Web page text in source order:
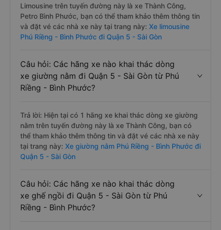
Limousine trên tuyến đường này là xe Thành Công,
Petro Bình Phước, bạn có thể tham khảo thêm thông tin
và đặt vé các nhà xe này tại trang này: Xe limousine
Phú Riềng - Bình Phước đi Quận 5 - Sài Gòn
Câu hỏi: Các hãng xe nào khai thác dòng
xe giường nằm đi Quận 5 - Sài Gòn từ Phú
Riềng - Bình Phước?
Trả lời: Hiện tại có 1 hãng xe khai thác dòng xe giường
nằm trên tuyến đường này là xe Thành Công, bạn có
thể tham khảo thêm thông tin và đặt vé các nhà xe này
tại trang này: Xe giường nằm Phú Riềng - Bình Phước đi
Quận 5 - Sài Gòn
Câu hỏi: Các hãng xe nào khai thác dòng
xe ghế ngồi đi Quận 5 - Sài Gòn từ Phú
Riềng - Bình Phước?